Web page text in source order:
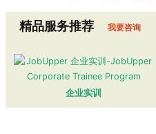
精品服务推荐 我要咨询
企业实训